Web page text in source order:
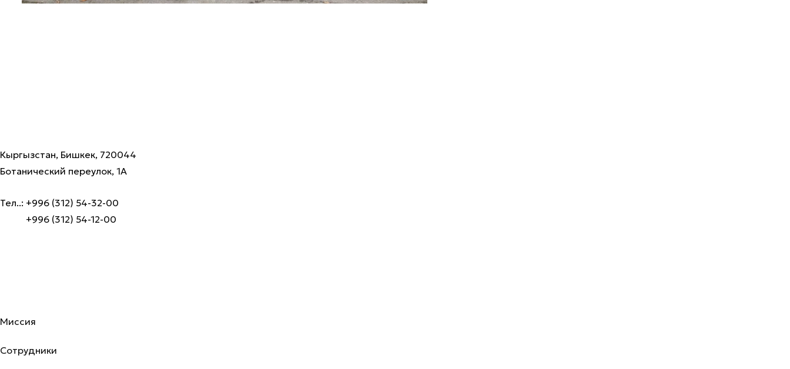
Кыргызстан, Бишкек, 720044
Ботанический переулок, 1А
Тел..: +996 (312) 54-32-00
+996 (312) 54-12-00
Миссия
Сотрудники